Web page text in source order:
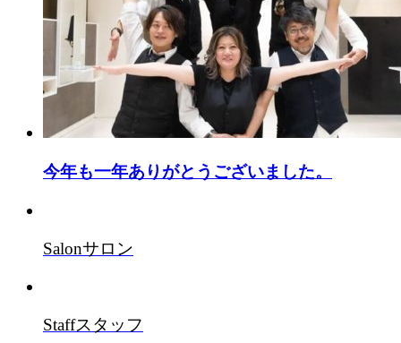
今年も一年ありがとうございました。
Salonサロン
Staffスタッフ